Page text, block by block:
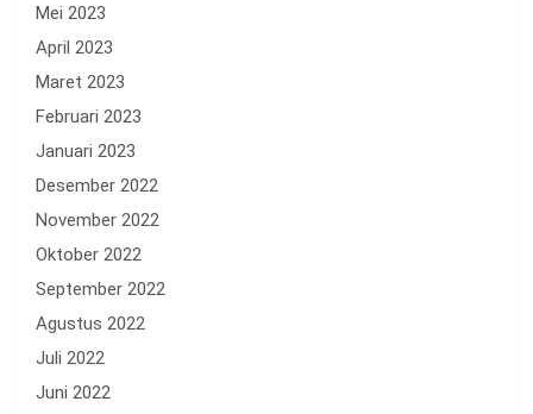
Mei 2023
April 2023
Maret 2023
Februari 2023
Januari 2023
Desember 2022
November 2022
Oktober 2022
September 2022
Agustus 2022
Juli 2022
Juni 2022